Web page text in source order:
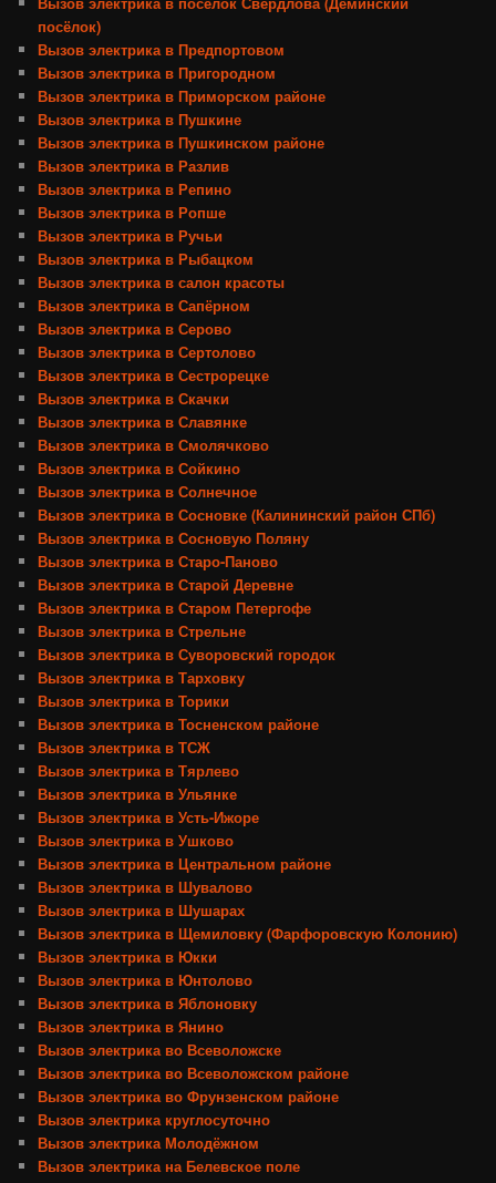
посёлок)
Вызов электрика в Предпортовом
Вызов электрика в Пригородном
Вызов электрика в Приморском районе
Вызов электрика в Пушкине
Вызов электрика в Пушкинском районе
Вызов электрика в Разлив
Вызов электрика в Репино
Вызов электрика в Ропше
Вызов электрика в Ручьи
Вызов электрика в Рыбацком
Вызов электрика в салон красоты
Вызов электрика в Сапёрном
Вызов электрика в Серово
Вызов электрика в Сертолово
Вызов электрика в Сестрорецке
Вызов электрика в Скачки
Вызов электрика в Славянке
Вызов электрика в Смолячково
Вызов электрика в Сойкино
Вызов электрика в Солнечное
Вызов электрика в Сосновке (Калининский район СПб)
Вызов электрика в Сосновую Поляну
Вызов электрика в Старо-Паново
Вызов электрика в Старой Деревне
Вызов электрика в Старом Петергофе
Вызов электрика в Стрельне
Вызов электрика в Суворовский городок
Вызов электрика в Тарховку
Вызов электрика в Торики
Вызов электрика в Тосненском районе
Вызов электрика в ТСЖ
Вызов электрика в Тярлево
Вызов электрика в Ульянке
Вызов электрика в Усть-Ижоре
Вызов электрика в Ушково
Вызов электрика в Центральном районе
Вызов электрика в Шувалово
Вызов электрика в Шушарах
Вызов электрика в Щемиловку (Фарфоровскую Колонию)
Вызов электрика в Юкки
Вызов электрика в Юнтолово
Вызов электрика в Яблоновку
Вызов электрика в Янино
Вызов электрика во Всеволожске
Вызов электрика во Всеволожском районе
Вызов электрика во Фрунзенском районе
Вызов электрика круглосуточно
Вызов электрика Молодёжном
Вызов электрика на Белевское поле